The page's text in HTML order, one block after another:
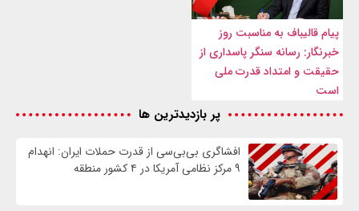
پیام قالیباف به مناسبت روز
خبرنگار: رسانه سنگر پاسداری از
حقیقت و امتداد قدرت ملی
است
پر بازدیدترین ها
افشاگری بی‌بی‌سی از قدرت حملات ایران: انهدام
۹ مرکز نظامی آمریکا در ۴ کشور منطقه